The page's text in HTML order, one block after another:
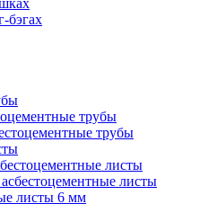
бэгах
трубы
трубы
листы
листы
листы 6 мм